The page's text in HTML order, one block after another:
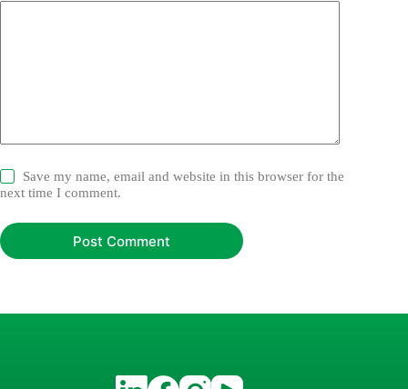
Save my name, email and website in this browser for the
next time I comment.
Post Comment